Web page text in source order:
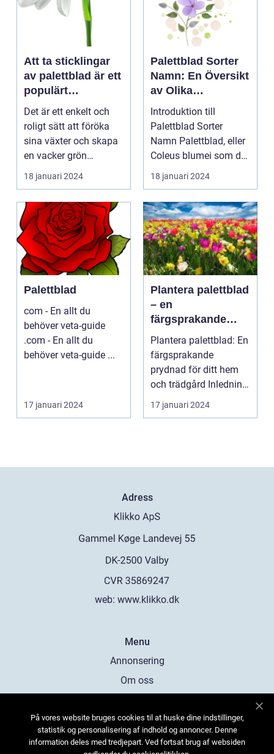
Att ta sticklingar
av palettblad är ett
populärt
hobbyprojekt för
många
trädgårdsentusiast
Det är ett enkelt och
roligt sätt att föröka
sina växter och skapa
en vacker grön
omgivning. I denna...
18 januari 2024
Palettblad Sorter
Namn: En Översikt
av Olika
Variationer och
Egenskaper
Introduktion till
Palettblad Sorter
Namn Palettblad, eller
Coleus blumei som det
vetenskapligt kall...
18 januari 2024
Palettblad
com - En allt du
behöver veta-guide
.com - En allt du
behöver veta-guide ...
17 januari 2024
Plantera palettblad
– en
färgsprakande
prydnad för ditt
hem och trädgård
Plantera palettblad: En
färgsprakande
prydnad för ditt hem
och trädgård Inledning
Palettblad är en ...
17 januari 2024
Adress
web: www.klikko.dk
Menu
Annonsering
Om oss
Kontakta oss
Sitemap
På vores website bruges cookies til at huske dine indstillinger,
statistik og personalisering af indhold og annoncer. Denne
information deles med tredjepart. Ved fortsat brug af websiden